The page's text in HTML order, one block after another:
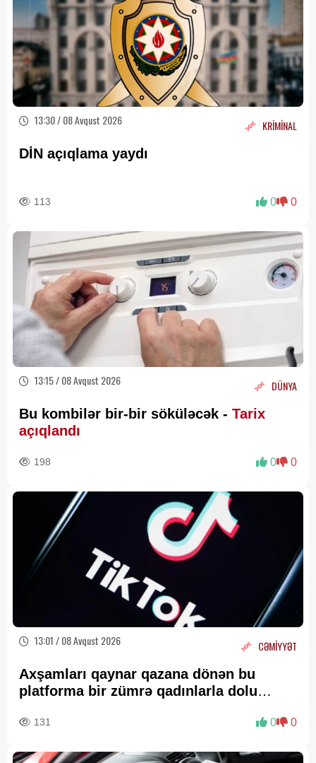
13:30 / 08 Avqust 2026 KRİMİNAL
DİN açıqlama yaydı
113 0 0
13:15 / 08 Avqust 2026 DÜNYA
Bu kombilər bir-bir söküləcək - Tarix
açıqlandı
198 0 0
13:01 / 08 Avqust 2026 CƏMİYYƏT
Axşamları qaynar qazana dönən bu
platforma bir zümrə qadınlarla dolu
131 0 0